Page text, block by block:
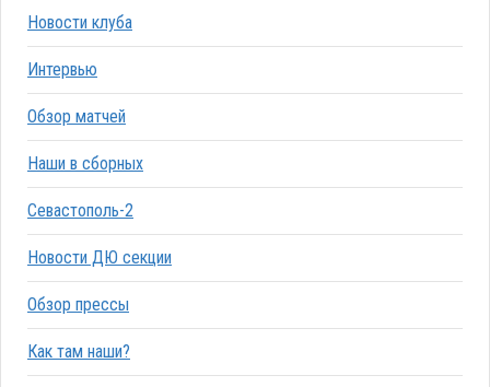
Новости клуба
Интервью
Обзор матчей
Наши в сборных
Севастополь-2
Новости ДЮ секции
Обзор прессы
Как там наши?